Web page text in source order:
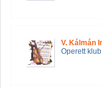
V. Kálmán
Operett klub